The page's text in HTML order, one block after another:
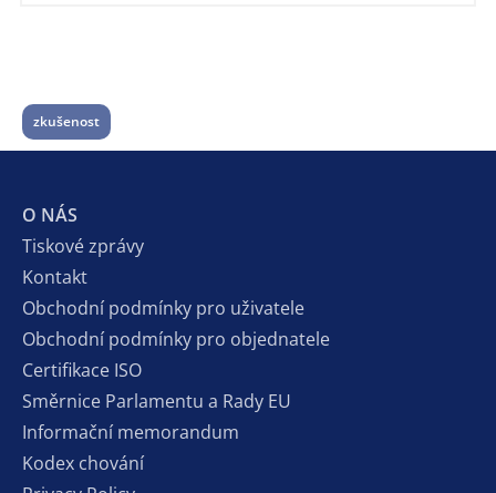
zkušenost
O NÁS
Tiskové zprávy
Kontakt
Obchodní podmínky pro uživatele
Obchodní podmínky pro objednatele
Certifikace ISO
Směrnice Parlamentu a Rady EU
Informační memorandum
Kodex chování